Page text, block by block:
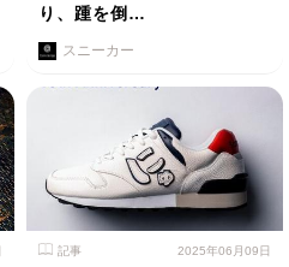
り、踵を倒…
スニーカー
記事 2025年06月09日